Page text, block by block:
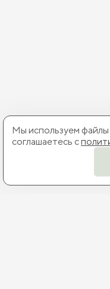
Мы используем файлы
соглашаетесь с